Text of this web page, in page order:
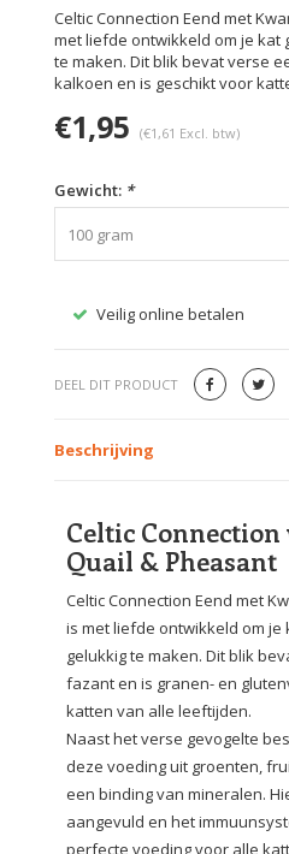
Celtic Connection Eend met
met liefde ontwikkeld om je kat
te maken. Dit blik bevat verse
kalkoen en is geschikt voor
€1,95 (€1,61 Excl. btw)
Gewicht: *
100 gram
Veilig online betalen
DEEL DIT PRODUCT
Beschrijving
Celtic
Quail & Pheasant
Celtic Connection Eend met
is met liefde ontwikkeld om je
gelukkig te maken. Dit blik
fazant en is granen- en
katten van alle leeftijden.
Naast het verse gevogelte
deze voeding uit groenten,
een binding van mineralen.
aangevuld en het
perfecte voeding voor alle